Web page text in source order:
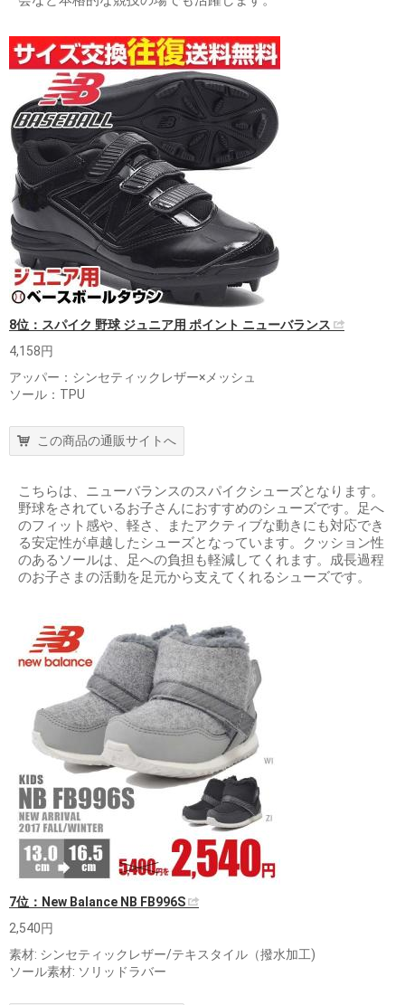
8位：スパイク 野球 ジュニア用 ポイント ニューバランス
4,158円
アッパー：シンセティックレザー×メッシュ
ソール：TPU
この商品の通販サイトへ
こちらは、ニューバランスのスパイクシューズとなります。
野球をされているお子さんにおすすめのシューズです。足へ
のフィット感や、軽さ、またアクティブな動きにも対応でき
る安定性が卓越したシューズとなっています。クッション性
のあるソールは、足への負担も軽減してくれます。成長過程
のお子さまの活動を足元から支えてくれるシューズです。
7位：New Balance NB FB996S
2,540円
素材: シンセティックレザー/テキスタイル（撥水加工)
ソール素材: ソリッドラバー